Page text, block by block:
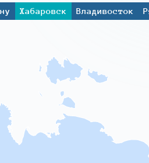
Хабаровск Владивосток